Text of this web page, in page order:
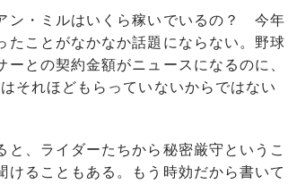
ン・ミルはいくら稼いでいるの？ 今年
ことがなかなか話題にならない。野球
との契約金額がニュースになるのに、
それほどもらっていないからではない
、ライダーたちから秘密厳守というこ
ることもある。もう時効だから書いて